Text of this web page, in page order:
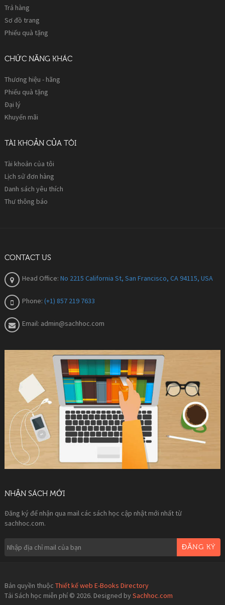
Trả hàng
Sơ đồ trang
Phiếu quà tặng
CHỨC NĂNG KHÁC
Thương hiệu - hãng
Phiếu quà tặng
Đại lý
Khuyến mãi
TÀI KHOẢN CỦA TÔI
Tài khoản của tôi
Lịch sử đơn hàng
Danh sách yêu thích
Thư thông báo
CONTACT US
Head Office: No 2215 California St, San Francisco, CA 94115, USA
Phone: (+1) 857 219 7633
Email: admin@sachhoc.com
NHẬN SÁCH MỚI
Đăng ký để nhận qua mail các sách học cập nhật mới nhất từ
sachhoc.com.
ĐĂNG KÝ
Bản quyền thuộc Thiết kế web E-Books Directory
Tải Sách học miễn phí © 2026. Designed by Sachhoc.com